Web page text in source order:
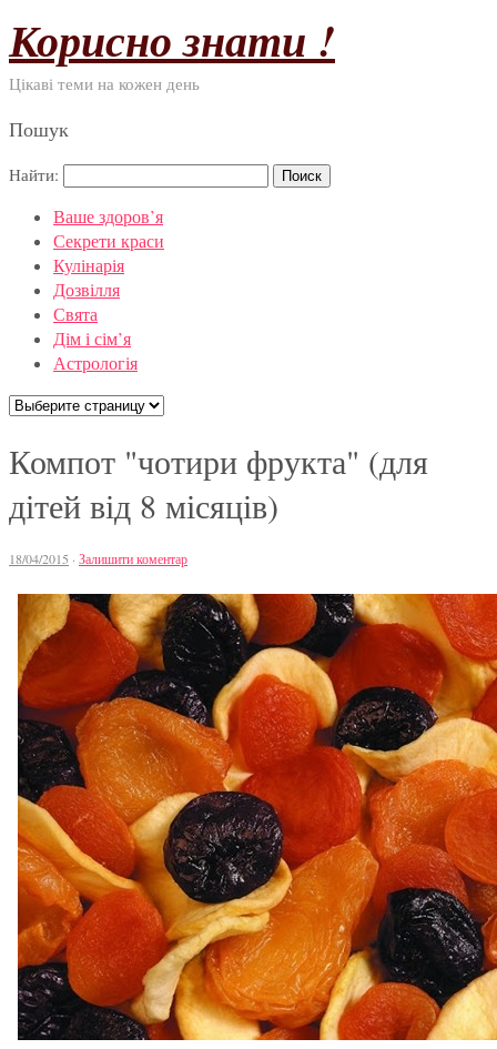
Корисно знати !
Цікаві теми на кожен день
Пошук
Найти:
Ваше здоров’я
Секрети краси
Кулінарія
Дозвілля
Свята
Дім і сім’я
Астрологія
Компот "чотири фрукта" (для
дітей від 8 місяців)
18/04/2015 · Залишити коментар